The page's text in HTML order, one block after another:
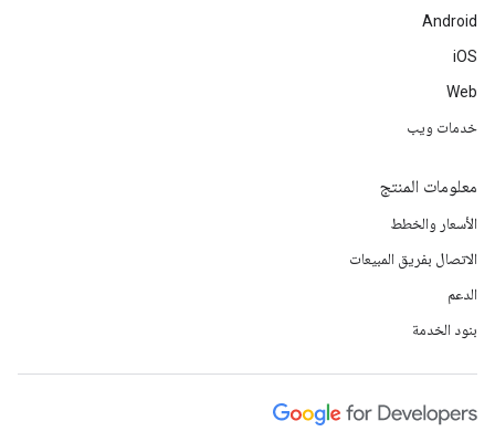
Android
iOS
Web
خدمات ويب
معلومات المنتج
الأسعار والخطط
الاتصال بفريق المبيعات
الدعم
بنود الخدمة